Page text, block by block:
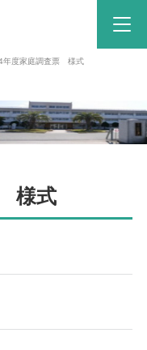
年度家庭調査票 様式
様式